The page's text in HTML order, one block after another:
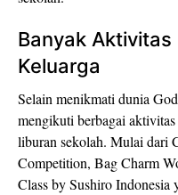
Banyak
Keluarga
Selain menikmati dunia
mengikuti berbagai
liburan sekolah. Mulai dari
Competition, Bag Charm
Class by Sushiro Indonesia